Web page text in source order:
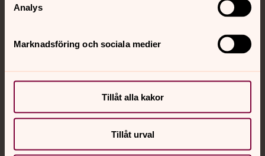
Analys
Marknadsföring och sociala medier
Tillåt alla kakor
Tillåt urval
Akut samtals- och krisstöd. Prata eller chatta anonymt
Digitalt brev
Svenska kyrkan